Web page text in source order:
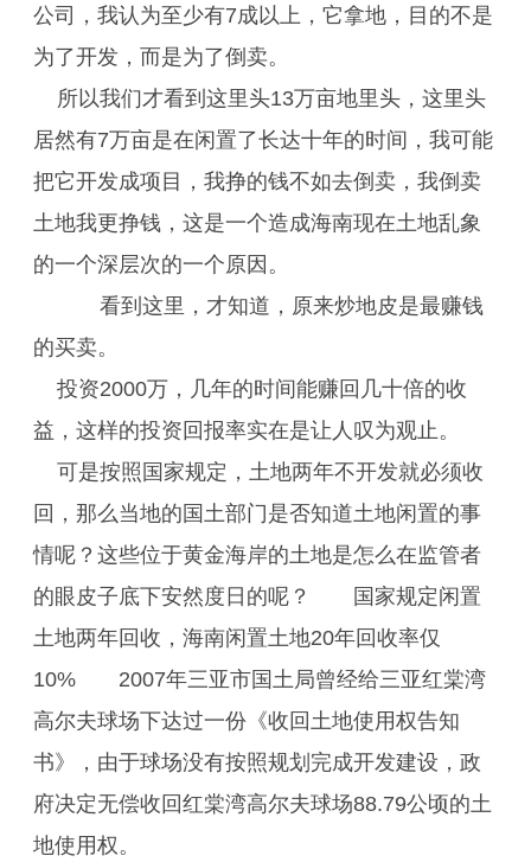
公司，我认为至少有7成以上，它拿地，目的不是
为了开发，而是为了倒卖。
所以我们才看到这里头13万亩地里头，这里头
居然有7万亩是在闲置了长达十年的时间，我可能
把它开发成项目，我挣的钱不如去倒卖，我倒卖
土地我更挣钱，这是一个造成海南现在土地乱象
的一个深层次的一个原因。
看到这里，才知道，原来炒地皮是最赚钱
的买卖。
投资2000万，几年的时间能赚回几十倍的收
益，这样的投资回报率实在是让人叹为观止。
可是按照国家规定，土地两年不开发就必须收
回，那么当地的国土部门是否知道土地闲置的事
情呢？这些位于黄金海岸的土地是怎么在监管者
的眼皮子底下安然度日的呢？ 国家规定闲置
土地两年回收，海南闲置土地20年回收率仅
10% 2007年三亚市国土局曾经给三亚红棠湾
高尔夫球场下达过一份《收回土地使用权告知
书》，由于球场没有按照规划完成开发建设，政
府决定无偿收回红棠湾高尔夫球场88.79公顷的土
地使用权。